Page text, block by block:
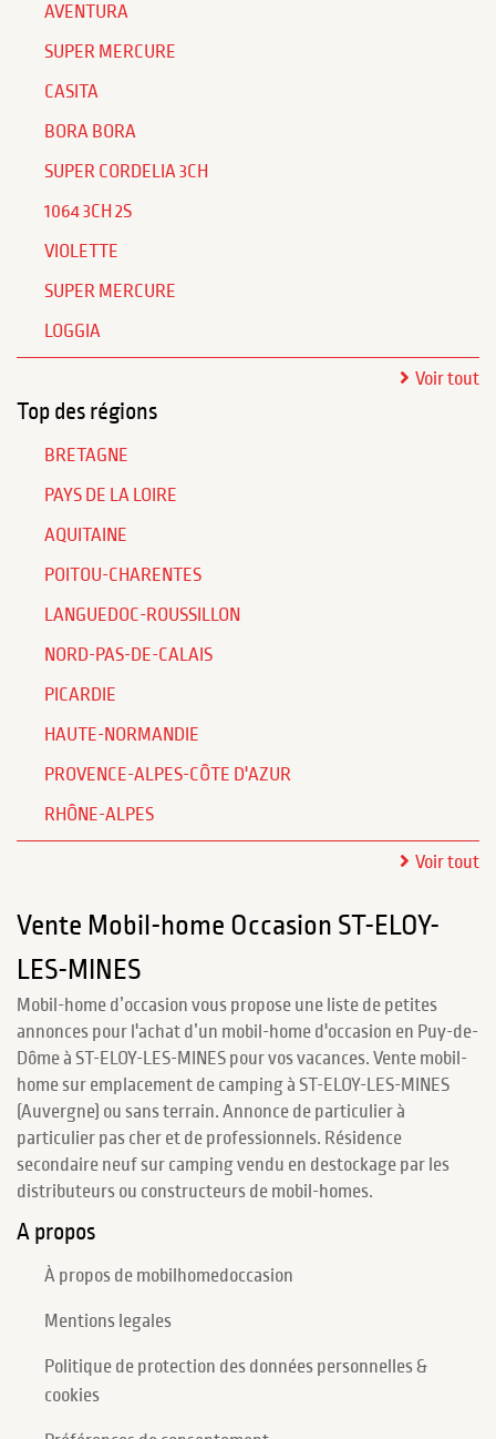
AVENTURA
SUPER MERCURE
CASITA
BORA BORA
SUPER CORDELIA 3CH
1064 3CH 2S
VIOLETTE
SUPER MERCURE
LOGGIA
Voir tout
Top des régions
BRETAGNE
PAYS DE LA LOIRE
AQUITAINE
POITOU-CHARENTES
LANGUEDOC-ROUSSILLON
NORD-PAS-DE-CALAIS
PICARDIE
HAUTE-NORMANDIE
PROVENCE-ALPES-CÔTE D'AZUR
RHÔNE-ALPES
Voir tout
Vente Mobil-home Occasion ST-ELOY-
LES-MINES
Mobil-home d’occasion vous propose une liste de petites
annonces pour l'achat d’un mobil-home d'occasion en Puy-de-
Dôme à ST-ELOY-LES-MINES pour vos vacances. Vente mobil-
home sur emplacement de camping à ST-ELOY-LES-MINES
(Auvergne) ou sans terrain. Annonce de particulier à
particulier pas cher et de professionnels. Résidence
secondaire neuf sur camping vendu en destockage par les
distributeurs ou constructeurs de mobil-homes.
A propos
À propos de mobilhomedoccasion
Mentions legales
Politique de protection des données personnelles &
cookies